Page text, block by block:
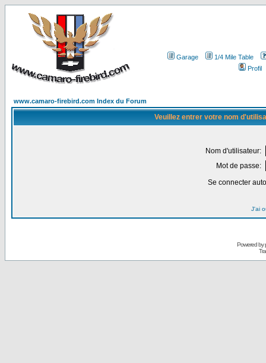
Garage
1/4 Mile Table
Profil
www.camaro-firebird.com Index du Forum
Veuillez entrer votre nom
Nom d'utilisateur:
Mot de passe:
Se connecter
J'ai
Powered by